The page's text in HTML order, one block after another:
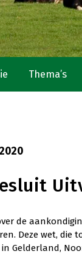
Thema’s
de
Deze wet,
Gelderland,